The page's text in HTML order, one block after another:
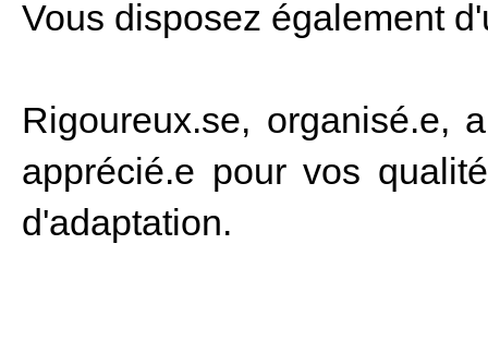
Vous disposez également
Rigoureux.se, organisé.e,
apprécié.e pour vos
d'adaptation.